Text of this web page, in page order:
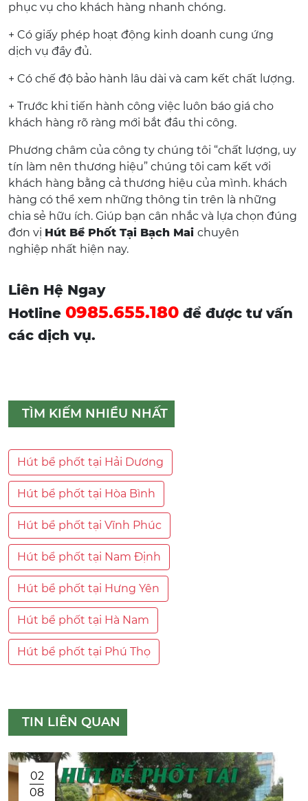
phục vụ cho khách hàng nhanh chóng.
+ Có giấy phép hoạt động kinh doanh cung ứng
dịch vụ đầy đủ.
+ Có chế độ bảo hành lâu dài và cam kết chất lượng.
+ Trước khi tiến hành công việc luôn báo giá cho
khách hàng rõ ràng mới bắt đầu thi công.
Phương châm của công ty chúng tôi “chất lượng, uy
tín làm nên thương hiệu” chúng tôi cam kết với
khách hàng bằng cả thương hiệu của mình. khách
hàng có thể xem những thông tin trên là những
chia sẻ hữu ích. Giúp bạn cân nhắc và lựa chọn đúng
đơn vị Hút Bể Phốt Tại Bạch Mai chuyên
nghiệp nhất hiện nay.
Liên Hệ Ngay
Hotline 0985.655.180 để được tư vấn
các dịch vụ.
TÌM KIẾM NHIỀU NHẤT
Hút bể phốt tại Hải Dương
Hút bể phốt tại Hòa Bình
Hút bể phốt tại Vĩnh Phúc
Hút bể phốt tại Nam Định
Hút bể phốt tại Hưng Yên
Hút bể phốt tại Hà Nam
Hút bể phốt tại Phú Thọ
TIN LIÊN QUAN
02
08